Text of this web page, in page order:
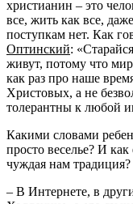
христианин – это
все, жить как все,
поступкам нет. Как
Оптинский:
живут, потому что
как раз про наше
Христовых, а не
толерантны к любой
Какими словами
просто веселье? И
чуждая нам традиция?
– В Интернете, в